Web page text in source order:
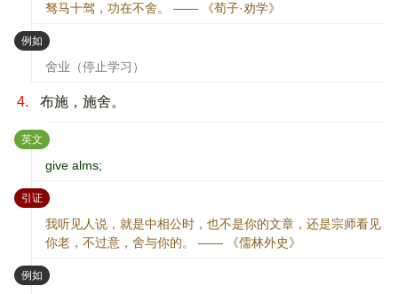
驽马十驾，功在不舍。 —— 《荀子·劝学》
例如 ：
舍业（停止学习）
4. 布施，施舍。
英文 ：
give alms;
引证：
我听见人说，就是中相公时，也不是你的文章，还是宗师看见
你老，不过意，舍与你的。 —— 《儒林外史》
例如 ：